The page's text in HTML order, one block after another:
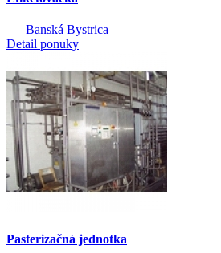
Banská Bystrica
Detail ponuky
Pasterizačná jednotka